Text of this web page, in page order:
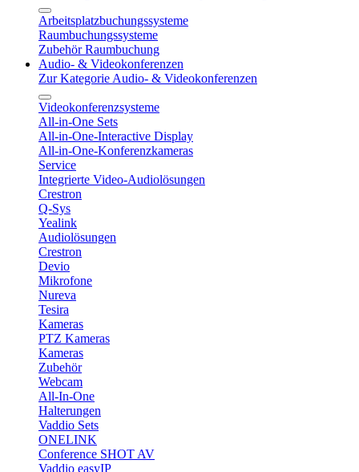
Arbeitsplatzbuchungssysteme
Raumbuchungssysteme
Zubehör Raumbuchung
Audio- & Videokonferenzen
Zur Kategorie Audio- & Videokonferenzen
Videokonferenzsysteme
All-in-One Sets
All-in-One-Interactive Display
All-in-One-Konferenzkameras
Service
Integrierte Video-Audiolösungen
Crestron
Q-Sys
Yealink
Audiolösungen
Crestron
Devio
Mikrofone
Nureva
Tesira
Kameras
PTZ Kameras
Kameras
Zubehör
Webcam
All-In-One
Halterungen
Vaddio Sets
ONELINK
Conference SHOT AV
Vaddio easyIP